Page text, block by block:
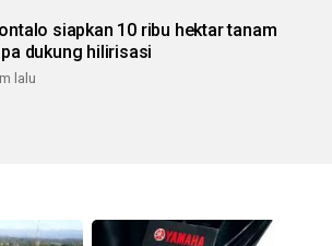
siapkan 10 ribu hektar tanam
dukung hilirisasi
lalu